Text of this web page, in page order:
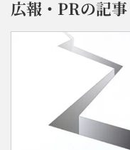
広報・PRの記事